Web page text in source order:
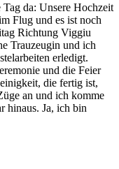
da: Unsere Hochzeit
Flug und es ist noch
Richtung Viggiu
Trauzeugin und ich
erledigt.
und die Feier
die fertig ist,
an und ich komme
hinaus. Ja, ich bin